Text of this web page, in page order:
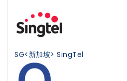
SG<新加坡> SingTel